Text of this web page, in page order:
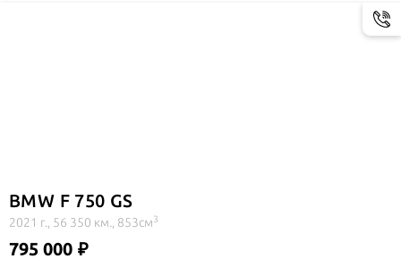
BMW F 750 GS
2021 г., 56 350 км., 853см3
795 000